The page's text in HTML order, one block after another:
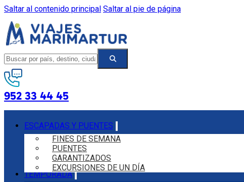
Saltar al contenido principal Saltar al pie de página
952 33 44 45
ESCAPADAS Y PUENTES
FINES DE SEMANA
PUENTES
GARANTIZADOS
EXCURSIONES DE UN DÍA
TEMPORADA